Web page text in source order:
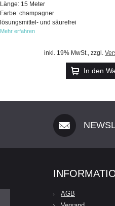
Länge: 15 Meter
Farbe: champagner
lösungsmittel- und säurefrei
Mehr erfahren
inkl. 19% MwSt., zzgl.
In den
AGB